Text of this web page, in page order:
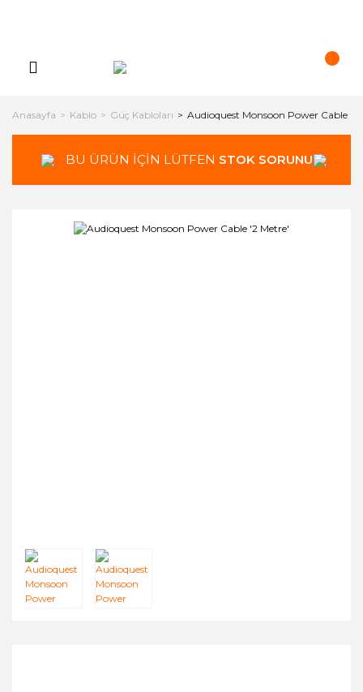
Anasayfa Kablo Güç Kabloları Audioquest Monsoon Power Cable '2
BU ÜRÜN İÇİN LÜTFEN STOK SORUNUZ